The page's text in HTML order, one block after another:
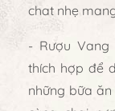
chat nhẹ
- Rượu Vang
thích hợp để
những bữa